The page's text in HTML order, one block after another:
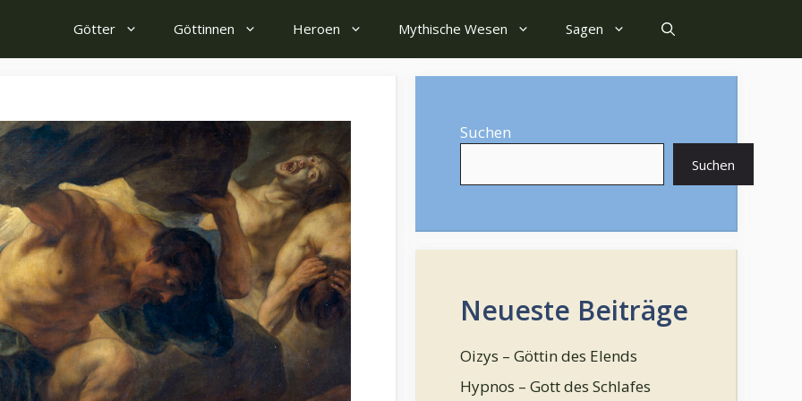
Götter Göttinnen Heroen Mythische Wesen Sagen
Suchen
Suchen
Neueste Beiträge
Oizys – Göttin des Elends
Hypnos – Gott des Schlafes